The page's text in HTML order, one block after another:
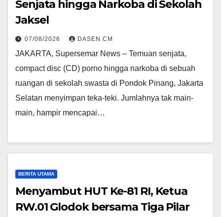
Senjata hingga Narkoba di Sekolah
Jaksel
07/08/2026 DASEN CM
JAKARTA, Supersemar News – Temuan senjata,
compact disc (CD) porno hingga narkoba di sebuah
ruangan di sekolah swasta di Pondok Pinang, Jakarta
Selatan menyimpan teka-teki. Jumlahnya tak main-
main, hampir mencapai…
BERITA UTAMA
Menyambut HUT Ke-81 RI, Ketua
RW.01 Glodok bersama Tiga Pilar